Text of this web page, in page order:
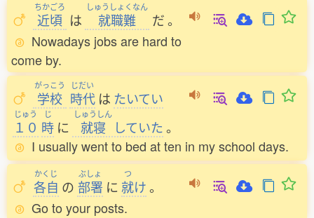
ちかごろ
近頃 は
しゅうしょくなん
就職難 だ。
Nowadays jobs are hard to
come by.
がっこう
学校
じだい
時代 は たいてい
じゅう
１０
じ
時 に
しゅうしん
就寝 していた。
I usually went to bed at ten in my school days.
かくじ
各自 の
ぶしょ
部署 に
つ
就け。
Go to your posts.